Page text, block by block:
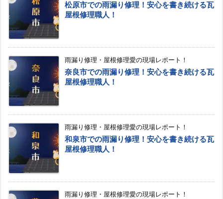
松原市での雨漏り修理！安心を書き続ける瓦
屋根修理職人！
雨漏り修理・屋根修理愛の現場レポート！
奈良市での雨漏り修理！安心を書き続ける瓦
屋根修理職人！
雨漏り修理・屋根修理愛の現場レポート！
和泉市での雨漏り修理！安心を書き続ける瓦
屋根修理職人！
雨漏り修理・屋根修理愛の現場レポート！